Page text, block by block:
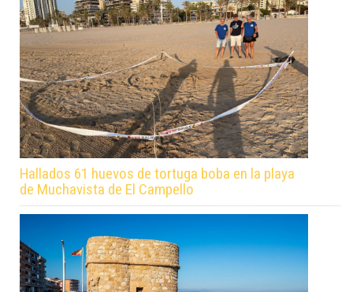
Hallados 61 huevos de tortuga boba en la playa
de Muchavista de El Campello